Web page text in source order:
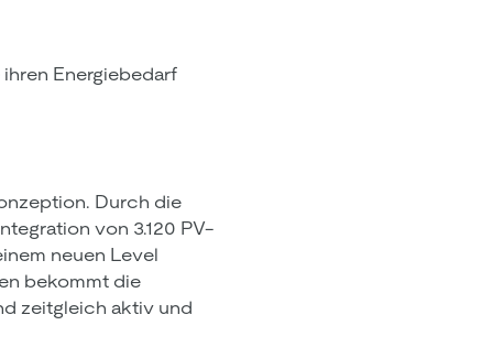
Energiebedarf
Durch die
von 3.120 PV-
neuen Level
bekommt die
zeitgleich aktiv und